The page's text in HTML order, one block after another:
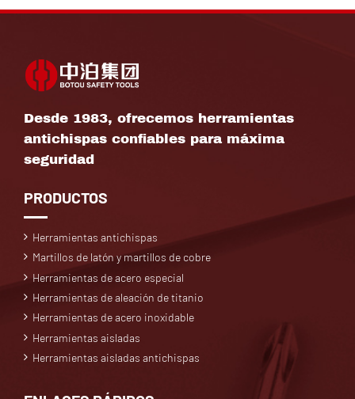
Desde 1983, ofrecemos herramientas
antichispas confiables para máxima
seguridad
PRODUCTOS
Herramientas antichispas
Martillos de latón y martillos de cobre
Herramientas de acero especial
Herramientas de aleación de titanio
Herramientas de acero inoxidable
Herramientas aisladas
Herramientas aisladas antichispas